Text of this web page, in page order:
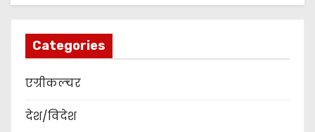
Categories
एग्रीकल्चर
देश/विदेश